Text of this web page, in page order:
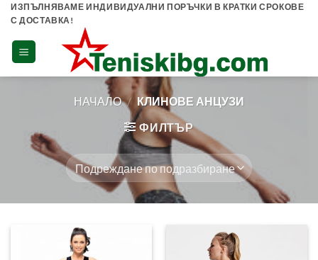
Skip
content
ИЗПЪЛНЯВАМЕ ИНДИВИДУАЛНИ ПОРЪЧКИ В КРАТКИ СРОКОВЕ
С ДОСТАВКА!
НАЧАЛО / КЛИНОВЕ АНЦУЗИ
ФИЛТЪР